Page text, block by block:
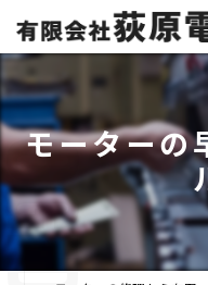
モーターの